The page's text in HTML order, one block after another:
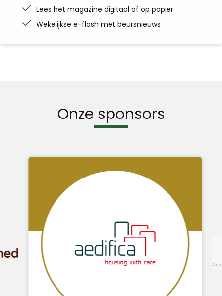
Lees het magazine digitaal of op papier
Wekelijkse e-flash met beursnieuws
Onze sponsors